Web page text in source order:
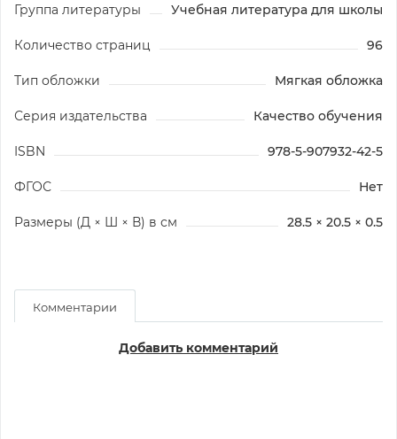
Группа литературы Учебная литература для школы
Количество страниц 96
Тип обложки Мягкая обложка
Серия издательства Качество обучения
ISBN 978-5-907932-42-5
ФГОС Нет
Размеры (Д × Ш × В) в см 28.5 × 20.5 × 0.5
Комментарии
Добавить комментарий